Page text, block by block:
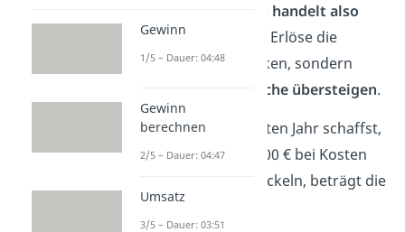
Unternehmen handelt also
wirtschaftlich
, da die Erlöse die
Kosten nicht nur decken, sondern
1,25-fache übersteigen.
Wenn du es im nächsten Jahr schaffst,
deinen Erlös auf 80.000 € bei Kosten
von 50.000 € zu entwickeln, beträgt die
Wirtschaftlichkeit
Gewinn
1/5 – Dauer: 04:48
Gewinn
berechnen
2/5 – Dauer: 04:47
Umsatz
3/5 – Dauer: 03:51